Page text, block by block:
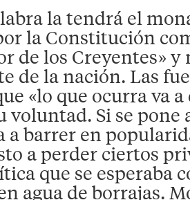
la tendrá el
la Constitución
de los Creyentes» y
de la nación. Las
«lo que ocurra va
voluntad. Si se pone
a barrer en
a perder ciertos
que se esperaba
agua de borrajas.